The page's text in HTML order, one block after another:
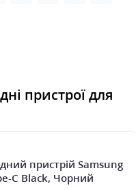
пристрої для
пристрій Samsung
C Black, Чорний